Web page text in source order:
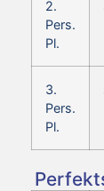
2.
Pers.
Pl.
3.
Pers.
Pl.